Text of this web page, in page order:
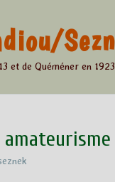
et de Quéméner en